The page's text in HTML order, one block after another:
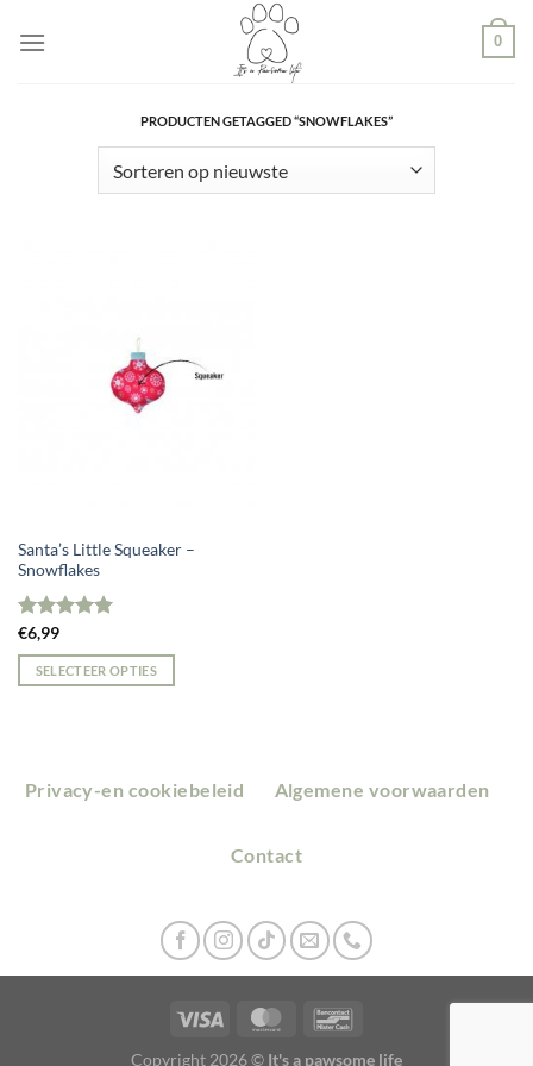
naar
0
PRODUCTEN GETAGGED “SNOWFLAKES”
Santa’s Little Squeaker –
Snowflakes
Gewaardeerd
5.00uit 5
€6,99
SELECTEER OPTIES
Privacy-en cookiebeleid Algemene voorwaarden
Contact
Copyright 2026 © It's a pawsome life